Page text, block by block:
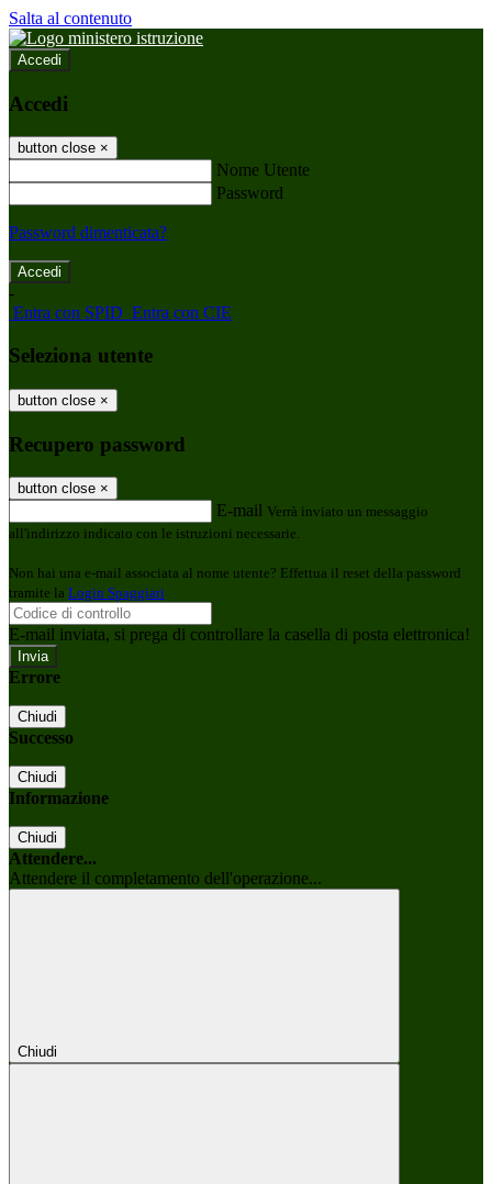
Salta al contenuto
Accedi
Accedi
button close ×
Nome Utente
Password
Password dimenticata?
-
Entra con SPID Entra con CIE
Seleziona utente
button close ×
Recupero password
button close ×
E-mail Verrà inviato un messaggio
all'indirizzo indicato con le istruzioni necessarie.
Non hai una e-mail associata al nome utente? Effettua il reset della password
tramite la Login Spaggiari
E-mail inviata, si prega di controllare la casella di posta elettronica!
Errore
Chiudi
Successo
Chiudi
Informazione
Chiudi
Attendere...
Attendere il completamento dell'operazione...
Chiudi